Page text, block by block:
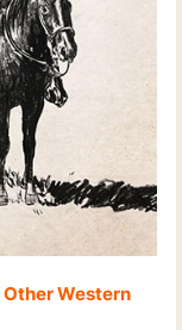
Other Western